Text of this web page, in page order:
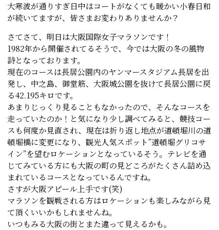
大寒波が通りすぎ日中はコートがなくても暖かい小春日和
が続いてますが、皆さまお変わりありませんか？
さてさて、明日は大阪国際女子マラソンです！
1982年から開催されてるそうで、今では大阪の冬の風物
詩となっております。
現在のコースは長居公園内のヤンマースタジアム長居を出
発し、中之島、御堂筋、大阪城公園を抜けて長居公園に戻
る42.195キロです。
あまりじっくり見ることもなかったので、そんなコースを
走っていたのか！と気になり少し調べてみると、競技コー
スも何度か見直され、現在は折り返し地点が道頓堀川の道
頓堀橋に変更になり、観光人気スポット”道頓堀グリコサ
イン”を望むロケーションとなっているそう。テレビを通
じてみている方にも大阪の町の見どころがたくさん詰め込
まれているコースとなっているんですね。
さすが大阪アピール上手です(笑)
マラソンを観戦される方はロケーションも楽しみながら見
て頂くいいかもしれませんね。
いつもみる大阪の街とまた違って見えるかも。